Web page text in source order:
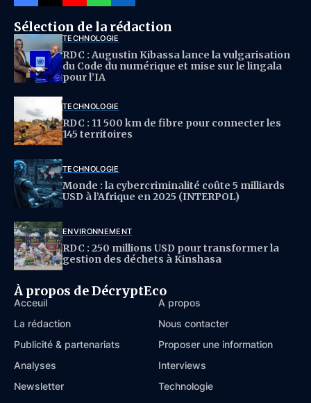
Sélection de la rédaction
TECHNOLOGIE
RDC : Augustin Kibassa lance la vulgarisation
du Code du numérique et mise sur le lingala
pour l’IA
TECHNOLOGIE
RDC : 11 500 km de fibre pour connecter les
145 territoires
TECHNOLOGIE
Monde : la cybercriminalité coûte 5 milliards
USD à l’Afrique en 2025 (INTERPOL)
ENVIRONNEMENT
RDC : 250 millions USD pour transformer la
gestion des déchets à Kinshasa
À propos de DécryptEco
Acceuil
À propos
La rédaction
Nous contacter
Publicité & partenariats
Proposer une information
Analyses
Interviews
Newsletter
Technologie